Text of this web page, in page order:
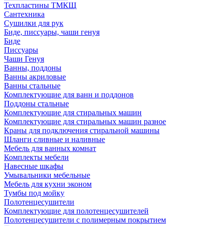
Техпластины ТМКЩ
Сантехника
Сушилки для рук
Биде, писсуары, чаши генуя
Биде
Писсуары
Чаши Генуя
Ванны, поддоны
Ванны акриловые
Ванны стальные
Комплектующие для ванн и поддонов
Поддоны стальные
Комплектующие для стиральных машин
Комплектующие для стиральных машин разное
Краны для подключения стиральной машины
Шланги сливные и наливные
Мебель для ванных комнат
Комплекты мебели
Навесные шкафы
Умывальники мебельные
Мебель для кухни эконом
Тумбы под мойку
Полотенцесушители
Комплектующие для полотенцесушителей
Полотенцесушители с полимерным покрытием